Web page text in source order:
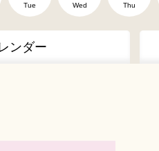
Tue Wed Thu
ンダー